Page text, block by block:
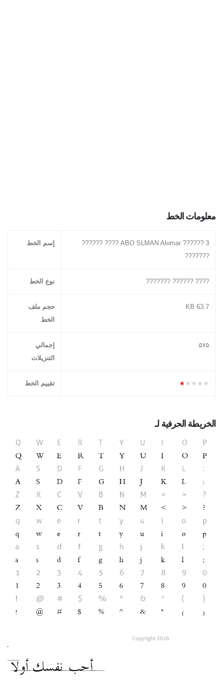
معلومات الخط
ABO SLMAN Alomar ?????? 3 ???? ??????
???????
إسم الخط
???? ?????? ??????? نوع الخط
63.7 KB
حجم ملف
الخط
۵۷۵
إجمالي
التنزيلات
★★★★★ تقييم الخط
الخريطة الحرفية لـ